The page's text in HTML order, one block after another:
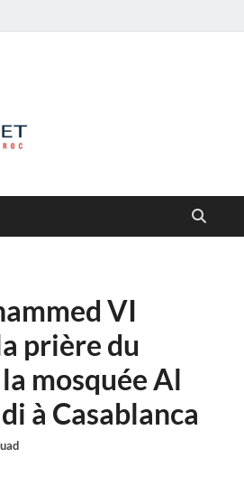
VI
prière du
mosquée Al
à Casablanca